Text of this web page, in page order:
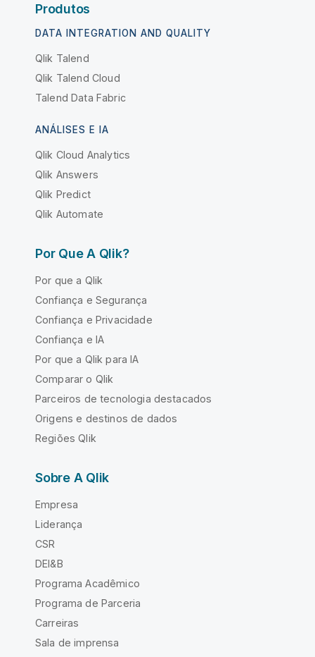
Produtos
DATA INTEGRATION AND QUALITY
Qlik Talend
Qlik Talend Cloud
Talend Data Fabric
ANÁLISES E IA
Qlik Cloud Analytics
Qlik Answers
Qlik Predict
Qlik Automate
Por Que A Qlik?
Por que a Qlik
Confiança e Segurança
Confiança e Privacidade
Confiança e IA
Por que a Qlik para IA
Comparar o Qlik
Parceiros de tecnologia destacados
Origens e destinos de dados
Regiões Qlik
Sobre A Qlik
Empresa
Liderança
CSR
DEI&B
Programa Acadêmico
Programa de Parceria
Carreiras
Sala de imprensa